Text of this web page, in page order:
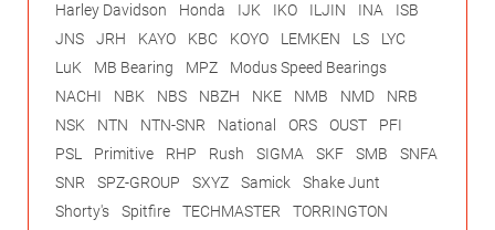
Harley Davidson
Honda IJK IKO ILJIN INA
ISB
JNS
JRH KAYO KBC KOYO LEMKEN LS
LYC
LuK
MB Bearing MPZ
Modus Speed Bearings
NACHI
NBK NBS NBZH NKE NMB NMD
NRB
NSK
NTN NTN-SNR National ORS OUST
PFI
PSL
Primitive RHP Rush SIGMA SKF SMB
SNFA
SNR
SPZ-GROUP SXYZ Samick
Shake Junt
Shorty's
Spitfire TECHMASTER
TORRINGTON